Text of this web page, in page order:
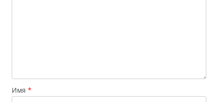
Имя *